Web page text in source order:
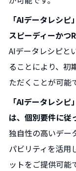
「AIデータレシ
スピーディーかつ
AIデータレシピと
ることにより、初
ただくことが可能
「AIデータレシ
は、個別要件に従
独自性の高いデー
パビリティを活用
ットをご提供可能